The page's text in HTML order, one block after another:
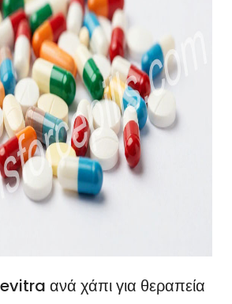
ανά χάπι για θεραπεία